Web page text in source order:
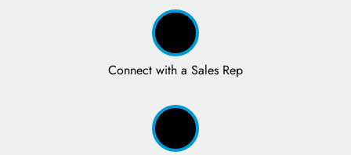
Connect with a Sales Rep